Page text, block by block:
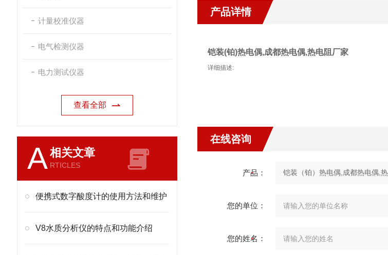
计量校准仪器
电气检测仪器
电力测试仪器
查看全部
A相关文章
RTICLES
便携式数字酸度计的使用方法和维护
V8水质分析仪的特点和功能介绍
产品详情
铠装(铂)热电偶,成都热电偶,热电阻厂家
详细描述:
在线咨询
产品：
您的单位：
您的姓名：